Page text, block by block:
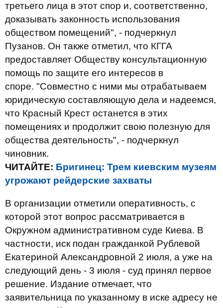
третьего лица в этот спор и, соответственно,
доказывать законность использования
обществом помещений", - подчеркнул
Пузанов. Он также отметил, что КГГА
предоставляет Обществу консультационную
помощь по защите его интересов в
споре. "Совместно с ними мы отрабатываем
юридическую составляющую дела и надеемся,
что Красный Крест останется в этих
помещениях и продолжит свою полезную для
общества деятельность", - подчеркнул
чиновник.
ЧИТАЙТЕ: Бригинец: Трем киевским музеям
угрожают рейдерские захваты
В организации отметили оперативность, с
которой этот вопрос рассматривается в
Окружном административном суде Киева. В
частности, иск подан гражданкой Рублевой
Екатериной Александровной 2 июля, а уже на
следующий день - 3 июля - суд принял первое
решение. Издание отмечает, что
заявительница по указанному в иске адресу не